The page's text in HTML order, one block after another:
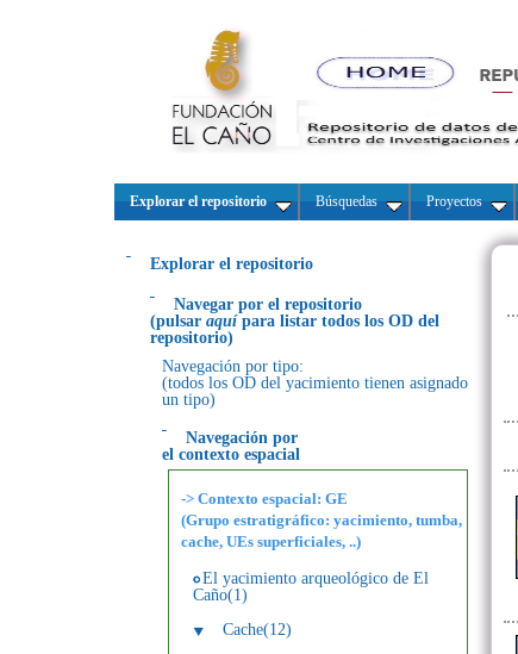
Explorar el repositorio Búsquedas Proyectos
Explorar el repositorio
Navegar por el repositorio
(pulsar aquí para listar todos los OD del
repositorio)
Navegación por tipo:
(todos los OD del yacimiento tienen asignado
un tipo)
Navegación por
el contexto espacial
-> Contexto espacial: GE
(Grupo estratigráfico: yacimiento, tumba,
cache, UEs superficiales, ..)
El yacimiento arqueológico de El
Caño(1)
Cache(12)